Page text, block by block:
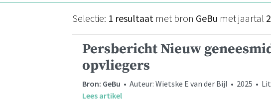
Selectie: 1 resultaat met bron GeBu met jaartal
Persbericht Nieuw
opvliegers
Bron: GeBu • Auteur: Wietske E van der Bijl • 2025 •
Lees artikel